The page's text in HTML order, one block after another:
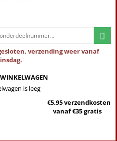
verzending weer vanaf
is leeg
€5.95 verzendkosten
vanaf €35 gratis